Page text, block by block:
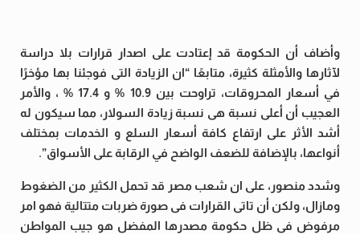
وأضاف أن الحكومة قد إعتادت على اصدار قرارات بلا دراسة
لآثارها والأمثلة كثيرة، متابعًا “ان الزيادة التى فوجئنا بها مؤخرًا
في أسعار المحروقات، تراوحت بين 10.9 % و 17.4 % ، والأمر
العجيب أن أعلى نسبة هى نسبة زيادة السولار، مما سيكون له
أشد الأثر على ارتفاع كافة أسعار السلع و الخدمات بمختلف
أنواعها، بالإضافة للضعف الواضح في الرقابة على الأسواق”.
وشدد منصور، على ان شعب مصر قد تحمل الكثير من الضغوط
ومازال، ولكن أن تاتى القرارات فى صورة ضربات متتالية فهو امر
مرفوض فى ظل حكومة مصدرها المفضل هو جيب المواطن